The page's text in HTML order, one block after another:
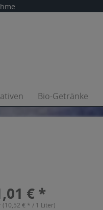
Bio-Getränke
€ *
(10,52 € * / 1 Liter)